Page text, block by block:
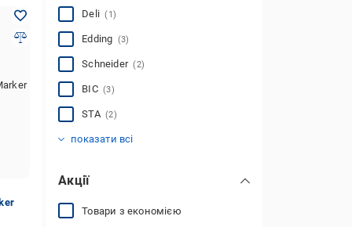
Deli(1)
Edding (3)
Schneider(2)
BIC(3)
STA(2)
показати всі
Акції
Товари з економією